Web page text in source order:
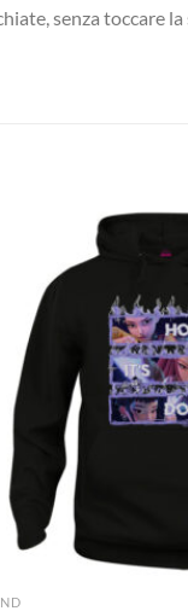
senza toccare